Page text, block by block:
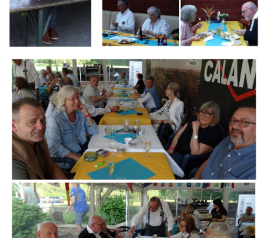
Branding
ARMCHAIR